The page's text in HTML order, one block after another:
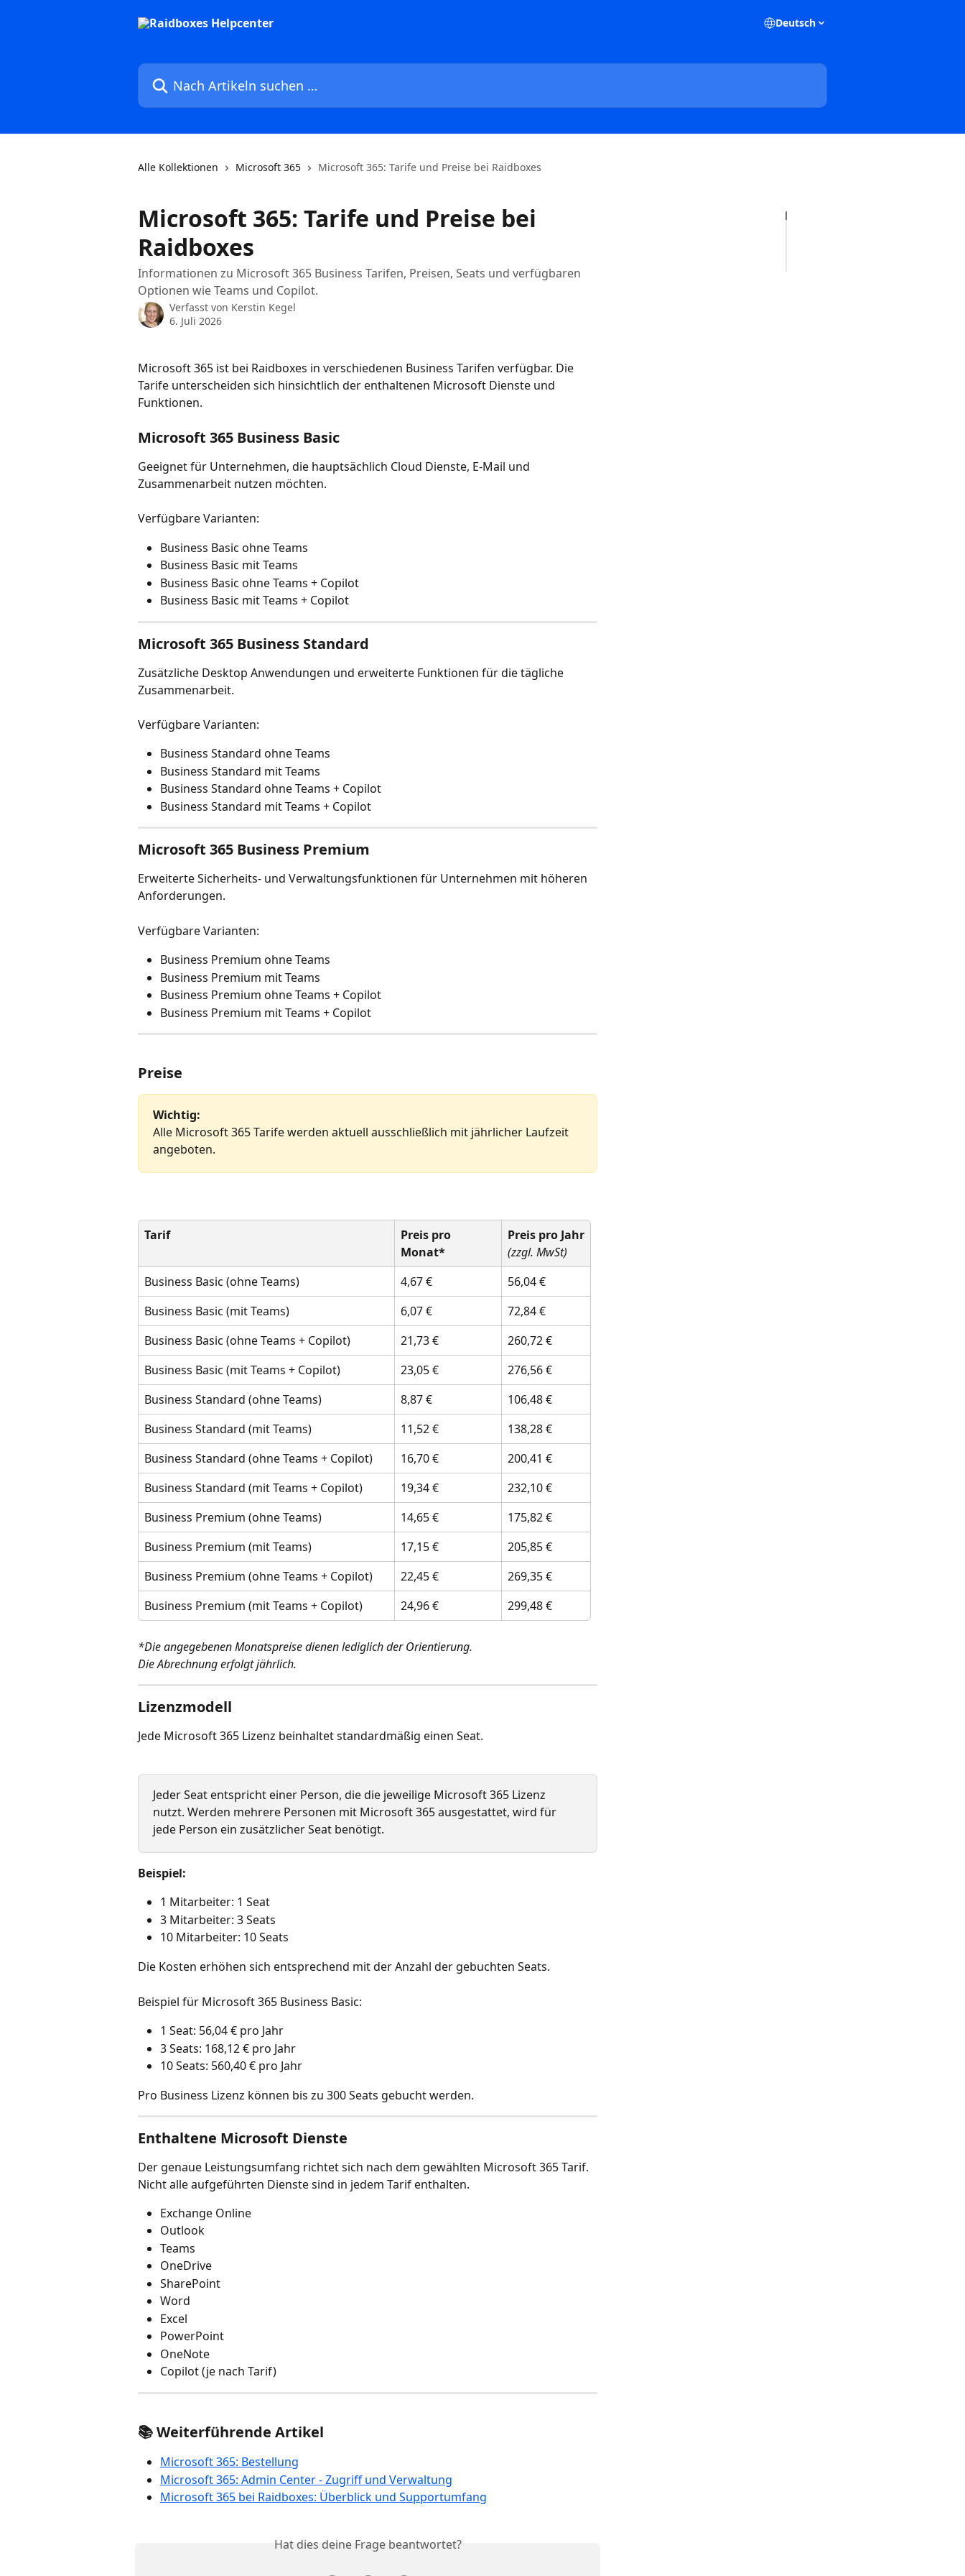
Deutsch
Nach Artikeln suchen …
Alle Kollektionen Microsoft 365 Microsoft 365: Tarife und Preise bei Raidboxes
Microsoft 365: Tarife und Preise bei
Raidboxes
Informationen zu Microsoft 365 Business Tarifen, Preisen, Seats und verfügbaren
Optionen wie Teams und Copilot.
Verfasst von Kerstin Kegel
6. Juli 2026
Microsoft 365 ist bei Raidboxes in verschiedenen Business Tarifen verfügbar. Die
Tarife unterscheiden sich hinsichtlich der enthaltenen Microsoft Dienste und
Funktionen.
Microsoft 365 Business Basic
Geeignet für Unternehmen, die hauptsächlich Cloud Dienste, E-Mail und
Zusammenarbeit nutzen möchten.
Verfügbare Varianten:
Business Basic ohne Teams
Business Basic mit Teams
Business Basic ohne Teams + Copilot
Business Basic mit Teams + Copilot
Microsoft 365 Business Standard
Zusätzliche Desktop Anwendungen und erweiterte Funktionen für die tägliche
Zusammenarbeit.
Verfügbare Varianten:
Business Standard ohne Teams
Business Standard mit Teams
Business Standard ohne Teams + Copilot
Business Standard mit Teams + Copilot
Microsoft 365 Business Premium
Erweiterte Sicherheits- und Verwaltungsfunktionen für Unternehmen mit höheren
Anforderungen.
Verfügbare Varianten:
Business Premium ohne Teams
Business Premium mit Teams
Business Premium ohne Teams + Copilot
Business Premium mit Teams + Copilot
Preise
Wichtig:
Alle Microsoft 365 Tarife werden aktuell ausschließlich mit jährlicher Laufzeit
angeboten.
Tarif
Preis pro
Monat*
Preis pro Jahr
(zzgl. MwSt)
Business Basic (ohne Teams)
4,67 €
56,04 €
Business Basic (mit Teams)
6,07 €
72,84 €
Business Basic (ohne Teams + Copilot)
21,73 €
260,72 €
Business Basic (mit Teams + Copilot)
23,05 €
276,56 €
Business Standard (ohne Teams)
8,87 €
106,48 €
Business Standard (mit Teams)
11,52 €
138,28 €
Business Standard (ohne Teams + Copilot)
16,70 €
200,41 €
Business Standard (mit Teams + Copilot)
19,34 €
232,10 €
Business Premium (ohne Teams)
14,65 €
175,82 €
Business Premium (mit Teams)
17,15 €
205,85 €
Business Premium (ohne Teams + Copilot)
22,45 €
269,35 €
Business Premium (mit Teams + Copilot)
24,96 € 299,48 €
*Die angegebenen Monatspreise dienen lediglich der Orientierung.
Die Abrechnung erfolgt jährlich.
Lizenzmodell
Jede Microsoft 365 Lizenz beinhaltet standardmäßig einen Seat.
Jeder Seat entspricht einer Person, die die jeweilige Microsoft 365 Lizenz
nutzt. Werden mehrere Personen mit Microsoft 365 ausgestattet, wird für
jede Person ein zusätzlicher Seat benötigt.
Beispiel:
1 Mitarbeiter: 1 Seat
3 Mitarbeiter: 3 Seats
10 Mitarbeiter: 10 Seats
Die Kosten erhöhen sich entsprechend mit der Anzahl der gebuchten Seats.
Beispiel für Microsoft 365 Business Basic:
1 Seat: 56,04 € pro Jahr
3 Seats: 168,12 € pro Jahr
10 Seats: 560,40 € pro Jahr
Pro Business Lizenz können bis zu 300 Seats gebucht werden.
Enthaltene Microsoft Dienste
Der genaue Leistungsumfang richtet sich nach dem gewählten Microsoft 365 Tarif.
Nicht alle aufgeführten Dienste sind in jedem Tarif enthalten.
Exchange Online
Outlook
Teams
OneDrive
SharePoint
Word
Excel
PowerPoint
OneNote
Copilot (je nach Tarif)
📚 Weiterführende Artikel
Microsoft 365: Bestellung
Microsoft 365: Admin Center - Zugriff und Verwaltung
Microsoft 365 bei Raidboxes: Überblick und Supportumfang
Hat dies deine Frage beantwortet?